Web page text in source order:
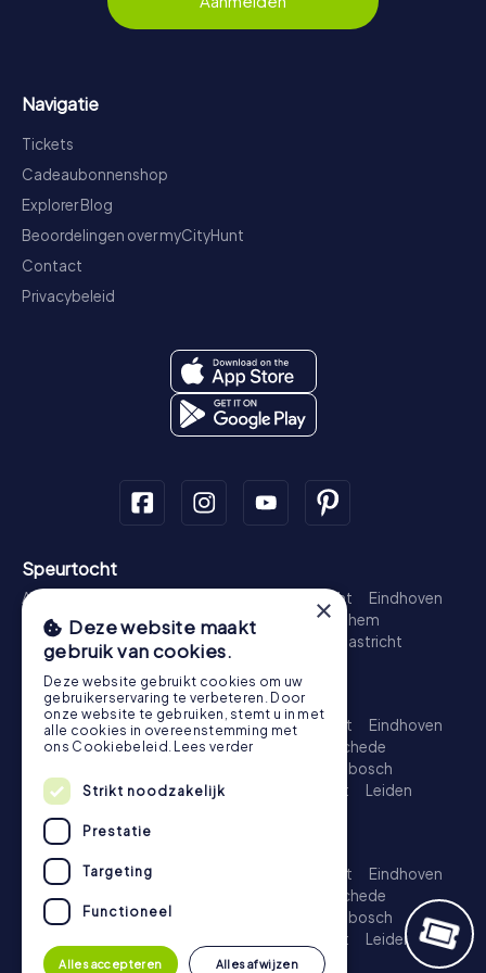
Navigatie
Tickets
Cadeaubonnenshop
Explorer Blog
Beoordelingen over myCityHunt
Contact
Privacybeleid
Speurtocht
Amsterdam Utrecht
Eindhoven
Groningen
Breda Nijmegen Haarlem
Arnhem
Amersfoort
's-Hertogenbosch
Maastricht
Leiden
Dordrecht
Schattenjacht
Amsterdam Rotterdam Den Haag Utrecht
Eindhoven
Groningen
Almere Breda Nijmegen
Enschede
's-Hertogenbosch
Apeldoorn
Zwolle Zoetermeer Maastricht
Leiden
Escape Game
Amsterdam Rotterdam Utrecht
Eindhoven
Groningen
Enschede
Haarlem
Arnhem Amersfoort
's-Hertogenbosch
Maastricht
Leiden
Dordrecht
×
Deze website maakt
gebruik van cookies.
Deze website gebruikt cookies om uw
gebruikerservaring te verbeteren. Door
onze website te gebruiken, stemt u in met
alle cookies in overeenstemming met
ons Cookiebeleid. Lees verder
Strikt noodzakelijk
Prestatie
Targeting
Functioneel
Alles accepteren Alles afwijzen